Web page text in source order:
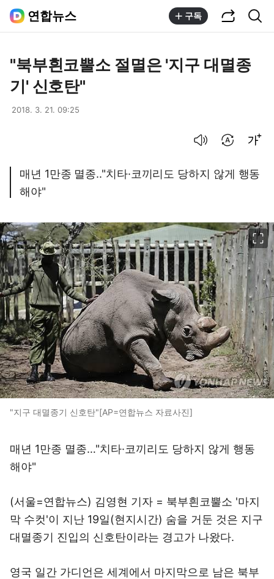
연합뉴스 구독
"북부흰코뿔소 절멸은 '지구 대멸종
기' 신호탄"
2018. 3. 21. 09:25
매년 1만종 멸종.."치타·코끼리도 당하지 않게 행동
해야"
"지구 대멸종기 신호탄"[AP=연합뉴스 자료사진]
매년 1만종 멸종…"치타·코끼리도 당하지 않게 행동
해야"
(서울=연합뉴스) 김영현 기자 = 북부흰코뿔소 '마지
막 수컷'이 지난 19일(현지시간) 숨을 거둔 것은 지구
대멸종기 진입의 신호탄이라는 경고가 나왔다.
영국 일간 가디언은 세계에서 마지막으로 남은 북부